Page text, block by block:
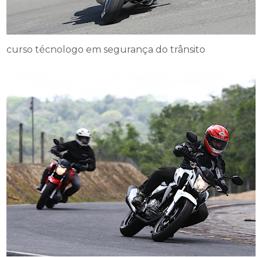
curso técnologo em segurança do trânsito